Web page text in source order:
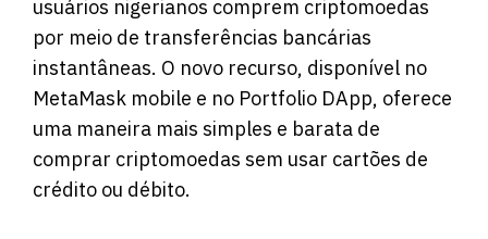
usuários nigerianos comprem criptomoedas
por meio de transferências bancárias
instantâneas. O novo recurso, disponível no
MetaMask mobile e no Portfolio DApp, oferece
uma maneira mais simples e barata de
comprar criptomoedas sem usar cartões de
crédito ou débito.